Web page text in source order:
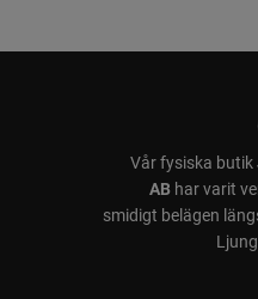
Vår fysiska butik
AB har varit
smidigt belägen